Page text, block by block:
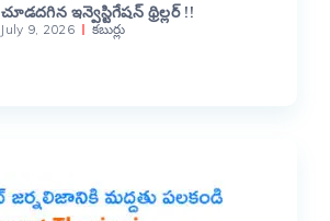
చూడదగిన ఇన్వెస్టిగేషన్ థ్రిల్లర్ !!
July 9, 2026 కబుర్లు